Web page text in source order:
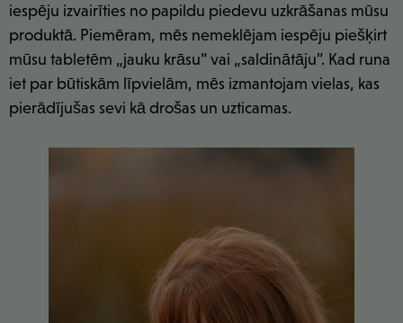
iespēju izvairīties no papildu piedevu uzkrāšanas mūsu
produktā. Piemēram, mēs nemeklējam iespēju piešķirt
mūsu tabletēm „jauku krāsu” vai „saldinātāju”. Kad runa
iet par būtiskām līpvielām, mēs izmantojam vielas, kas
pierādījušas sevi kā drošas un uzticamas.